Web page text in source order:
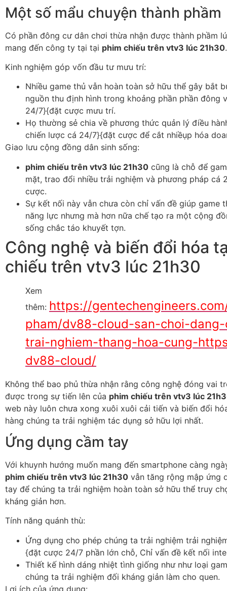
Một số mẩu chuyện thành phầm
Có phần đông cư dân chơi thừa nhận được thành phầm
mang đến công ty tại tại phim chiếu trên vtv3 lúc 21h30.
Kinh nghiệm góp vốn đầu tư mưu trí:
Nhiều game thủ vẫn hoàn toàn sở hữu thể gây bắt
nguồn thu định hình trong khoảng phần phần đông
24/7}{đặt cược mưu trí.
Họ thường sẻ chia về phương thức quản lý điều
chiến lược cá 24/7}{đặt cược để cắt nhiềụp hóa
Giao lưu cộng đồng dân sinh sống:
phim chiếu trên vtv3 lúc 21h30 cũng là chỗ để
mặt, trao đổi nhiều trải nghiệm và phương pháp cá
cược.
Sự kết nối này vẫn chưa còn chỉ vấn đề giúp game
năng lực nhưng mà hơn nữa chế tạo ra một cộng
sống chắc táo khuyết tợn.
Công nghệ và biến đổi hóa
chiếu trên vtv3 lúc 21h30
Xem
thêm: https://
pham/dv88-cloud-san-choi-
trai-nghiem-thang-hoa-cung-
dv88-cloud/
Không thể bao phủ thừa nhận rằng công nghệ đóng vai
được trong sự tiến lên của phim chiếu trên vtv3 lúc
web này luôn chưa xong xuôi xuôi cải tiến và biến đổi
hàng chúng ta trải nghiệm tác dụng sở hữu lợi nhất.
Ứng dụng cầm tay
Với khuynh hướng muốn mang đến smartphone càng
phim chiếu trên vtv3 lúc 21h30 vẫn tăng rộng mập ứng
tay để chúng ta trải nghiệm hoàn toàn sở hữu thể truy
kháng giản hơn.
Tính năng quánh thù:
Ứng dụng cho phép chúng ta trải nghiệm trải
{đặt cược 24/7 phần lớn chỗ, Chỉ vấn đề kết nối
Thiết kế hình dáng nhiệt tình giống như như loại
chúng ta trải nghiệm đối kháng giản làm cho quen.
Lợi ích của ứng dụng: